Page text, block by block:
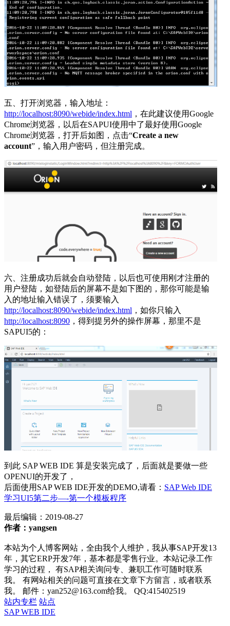
五、打开浏览器，输入地址：
http://localhost:8090/webide/index.html ，在此建议使用Google
Chrome浏览器，以后在SAPUI使用中了最好使用Google
Chrome浏览器，打开后如图，点击“Create a new
account”，输入用户密码，但注册完成。
六、注册成功后就会自动登陆，以后也可使用刚才注册的
用户登陆，如登陆后的屏幕不是如下图的，那你可能是输
入的地址输入错误了，须要输入
http://localhost:8090/webide/index.html ，如你只输入
http://localhost:8090 ，得到提另外的操作屏幕，那里不是
SAPUI5的：
到此 SAP WEB IDE 算是安装完成了，后面就是要做一些
OPENUI的开发了，
后面使用SAP WEB IDE开发的DEMO,请看： SAP Web IDE
学习UI5第二步—-第一个模板程序
最后编辑： 2019-08-27
作者：yangsen
本站为个人博客网站，全由我个人维护，我从事SAP开发13
年，其它ERP开发7年，基本都是零售行业。本站记录工作
学习的过程， 有SAP相关询问专、兼职工作可随时联系
我。 有网站相关的问题可直接在文章下方留言，或者联系
我。 邮件：yan252@163.com给我。 QQ:415402519
站内专栏 站点
SAP WEB IDE